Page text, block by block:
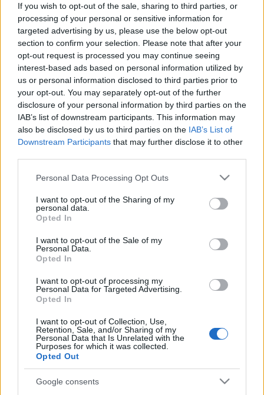
If you wish to opt-out of the sale, sharing to third parties, or
processing of your personal or sensitive information for
targeted advertising by us, please use the below opt-out
section to confirm your selection. Please note that after your
opt-out request is processed you may continue seeing
interest-based ads based on personal information utilized by
us or personal information disclosed to third parties prior to
your opt-out. You may separately opt-out of the further
disclosure of your personal information by third parties on the
IAB’s list of downstream participants. This information may
also be disclosed by us to third parties on the IAB’s List of
Downstream Participants that may further disclose it to other
Please note that this website/app uses one or more Google
not limited to your visit or usage behaviour. You may click to
grant or deny consent to Google and its third-party tags to
use your data for below specified purposes in below Google
consent section.
Personal Data Processing Opt Outs
I want to opt-out of the Sharing of my
personal data.
Opted In
I want to opt-out of the Sale of my
Personal Data.
Opted In
I want to opt-out of processing my
Personal Data for Targeted Advertising.
Opted In
I want to opt-out of Collection, Use,
Retention, Sale, and/or Sharing of my
Personal Data that Is Unrelated with the
Purposes for which it was collected.
Opted Out
Google consents
használtak el, emellett húsz méternyi rakott szatén -
szaknyelven lurex organza - dekoranyag is került rá.
A videó egyébként egyes országokban már elérhető,
de nálunk még nem, úgyhogy addig is be kell
érnetek a kosztüm készítéséhez kapcsolódó
werkfilmmel, amely a Gucci Instagram-oldaláról
való.